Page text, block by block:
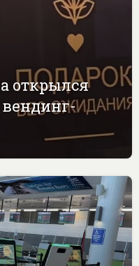
открылся